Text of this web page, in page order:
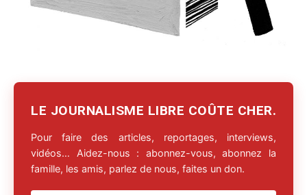
LE JOURNALISME LIBRE COÛTE CHER.
Pour faire des articles, reportages, interviews,
vidéos… Aidez-nous : abonnez-vous, abonnez la
famille, les amis, parlez de nous, faites un don.